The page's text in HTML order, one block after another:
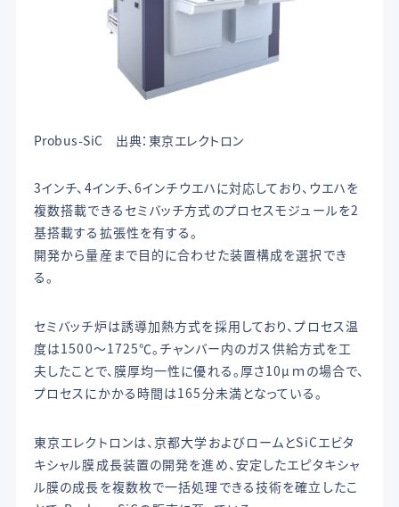
Probus-SiC 出典：東京エレクトロン
3インチ、4インチ、6インチウエハに対応しており、ウエハを
複数搭載できるセミバッチ方式のプロセスモジュールを2
基搭載する拡張性を有する。
開発から量産まで目的に合わせた装置構成を選択でき
る。
セミバッチ炉は誘導加熱方式を採用しており、プロセス温
度は1500〜1725℃。チャンバー内のガス供給方式を工
夫したことで、膜厚均一性に優れる。厚さ10μｍの場合で、
プロセスにかかる時間は165分未満となっている。
東京エレクトロンは、京都大学およびロームとSiCエビタ
キシャル膜成長装置の開発を進め、安定したエピタキシャ
ル膜の成長を複数枚で一括処理できる技術を確立したこ